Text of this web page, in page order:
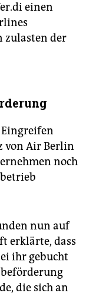
einen
zulasten der
von Air Berlin
noch
nun auf
erklärte, dass
ihr gebucht
die sich an